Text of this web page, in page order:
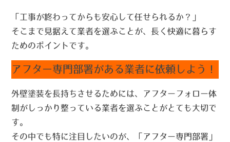
「工事が終わってからも安心して任せられるか？」
そこまで見据えて業者を選ぶことが、長く快適に暮らす
ためのポイントです。
アフター専門部署がある業者に依頼しよう！
外壁塗装を長持ちさせるためには、
アフターフォロー体
制がしっかり整っている業者を選ぶことがとても大切で
す。
その中でも特に注目したいのが、
「アフター専門部署」